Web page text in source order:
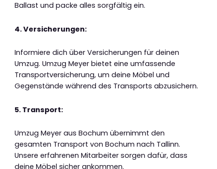
Ballast und packe alles sorgfältig ein.
4. Versicherungen:
Informiere dich über Versicherungen für deinen
Umzug. Umzug Meyer bietet eine umfassende
Transportversicherung, um deine Möbel und
Gegenstände während des Transports abzusichern.
5. Transport:
Umzug Meyer aus Bochum übernimmt den
gesamten Transport von Bochum nach Tallinn.
Unsere erfahrenen Mitarbeiter sorgen dafür, dass
deine Möbel sicher ankommen.